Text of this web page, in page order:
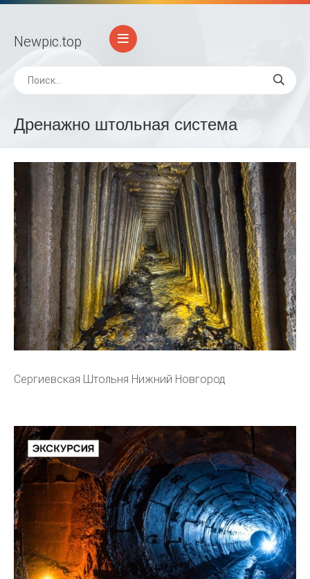
Newpic.top
Дренажно штольная система
Сергиевская Штольня Нижний Новгород